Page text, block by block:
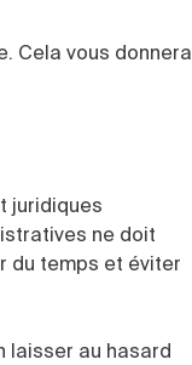
Cela vous donnera
juridiques
ne doit
du temps et éviter
laisser au hasard